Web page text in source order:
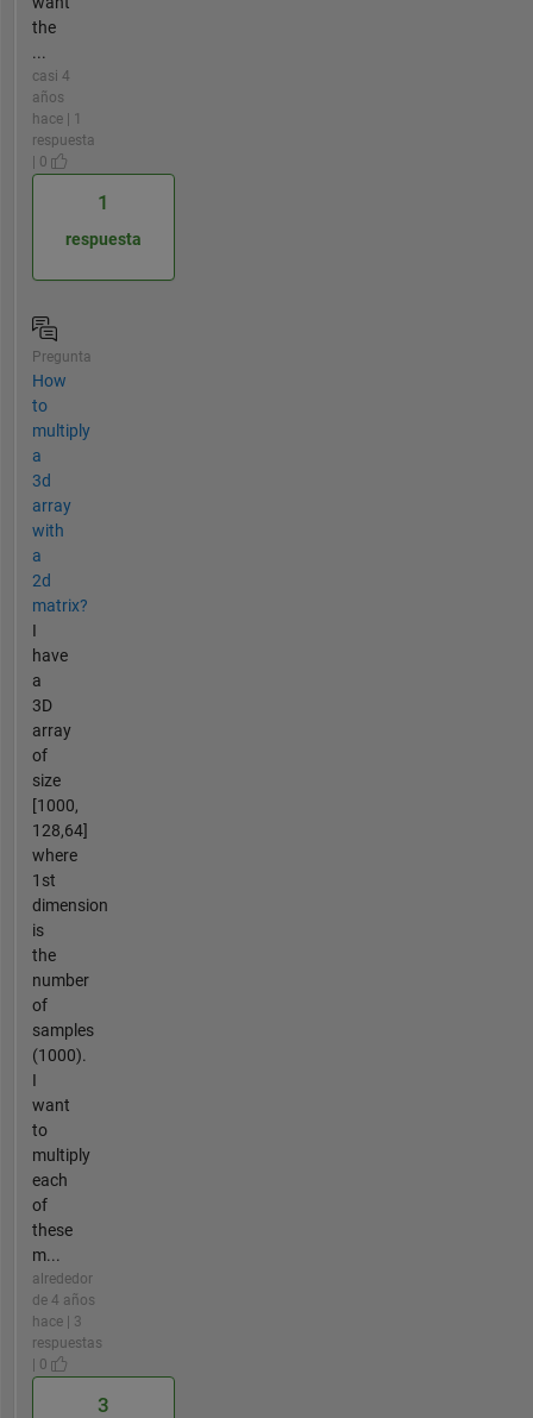
the
...
casi 4
años
hace | 1
respuesta
| 0
1
respuesta
Pregunta
How
to
multiply
a
3d
array
with
a
2d
matrix?
I
have
a
3D
array
of
size
[1000,
128,64]
where
1st
dimension
is
the
number
of
samples
(1000).
I
want
to
multiply
each
of
these
m...
alrededor
de 4 años
hace | 3
respuestas
| 0
3